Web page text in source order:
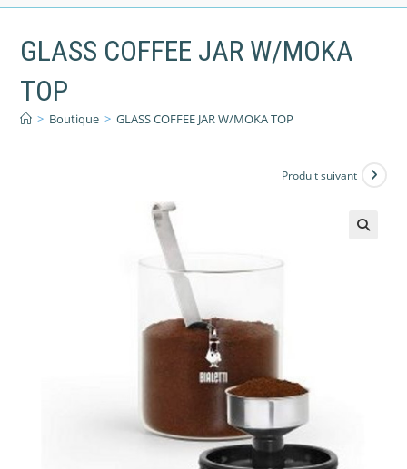
GLASS COFFEE JAR W/MOKA
TOP
> Boutique > GLASS COFFEE JAR W/MOKA TOP
Produit suivant